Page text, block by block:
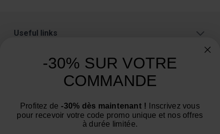
Useful links
We are at your service from Monday to Friday: from 9
am to 12 pm and from 2 pm to 4 pm
-30% SUR VOTRE
COMMANDE
Profitez de -30% dès maintenant ! Inscrivez vous
pour recevoir votre code promo unique et nos offres
à durée limitée.